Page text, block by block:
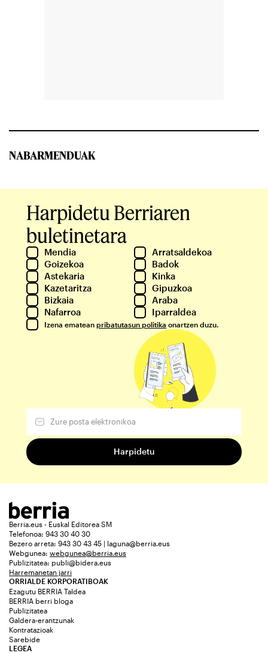
NABARMENDUAK
Harpidetu Berriaren
buletinetara
Mendia
Arratsaldekoa
Goizekoa
Badok
Astekaria
Kinka
Kazetaritza
Gipuzkoa
Bizkaia
Araba
Nafarroa
Iparraldea
Izena ematean pribatutasun politika onartzen duzu.
Berria.eus - Euskal Editorea SM
Telefonoa: 943 30 40 30
Bezero arreta: 943 30 43 45 | laguna@berria.eus
Webgunea: webgunea@berria.eus
Publizitatea: publi@bidera.eus
Harremanetan jarri
ORRIALDE KORPORATIBOAK
Ezagutu BERRIA Taldea
BERRIA berri bloga
Publizitatea
Galdera-erantzunak
Kontratazioak
Sarebide
LEGEA